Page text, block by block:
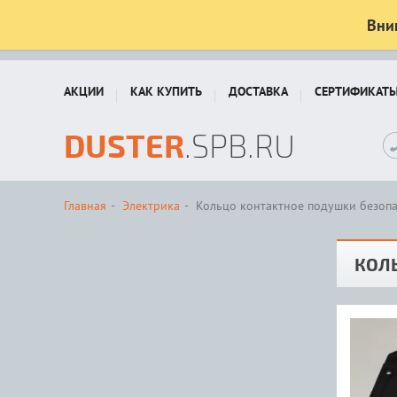
АКЦИИ КАК КУПИТЬ ДОСТАВКА
DUSTER.SPB.RU
Главная Электрика Кольцо контактное подушки